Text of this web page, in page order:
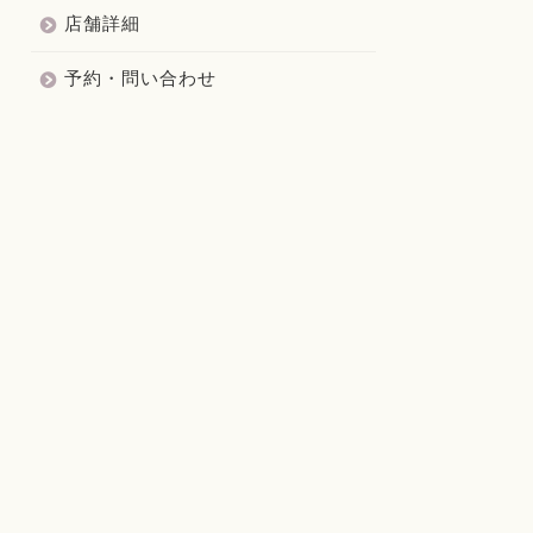
店舗詳細
予約・問い合わせ